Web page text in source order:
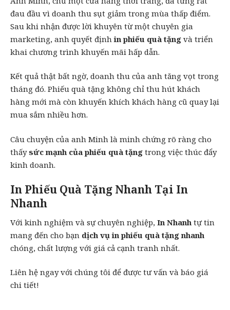
đau đầu vì doanh thu sụt giảm trong mùa thấp điểm.
Sau khi nhận được lời khuyên từ một chuyên gia
marketing, anh quyết địnhin phiếu quà tặng và triển
khai chương trình khuyến mãi hấp dẫn.
Kết quả thật bất ngờ, doanh thu của anh tăng vọt trong
tháng đó. Phiếu quà tặng không chỉ thu hút khách
hàng mới mà còn khuyến khích khách hàng cũ quay lại
mua sắm nhiều hơn.
Câu chuyện của anh Minh là minh chứng rõ ràng cho
thấysức mạnh của phiếu quà tặng trong việc thúc đẩy
kinh doanh.
In Phiếu Quà Tặng Nhanh Tại In
Nhanh
Với kinh nghiệm và sự chuyên nghiệp, In Nhanh tự tin
mang đến cho bạn dịch vụ in phiếu quà tặng nhanh
chóng, chất lượng với giá cả cạnh tranh nhất.
Liên hệ ngay với chúng tôi để được tư vấn và báo giá
chi tiết!